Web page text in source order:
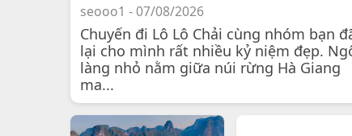
seooo1 - 07/08/2026
Chuyến đi Lô Lô Chải cùng nhóm bạn
lại cho mình rất nhiều kỷ niệm đẹp.
làng nhỏ nằm giữa núi rừng Hà Giang
ma...